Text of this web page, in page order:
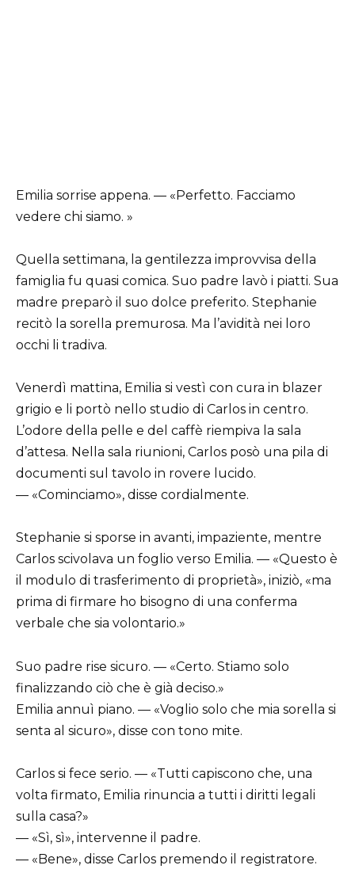
Emilia sorrise appena. — «Perfetto. Facciamo
vedere chi siamo. »
Quella settimana, la gentilezza improvvisa della
famiglia fu quasi comica. Suo padre lavò i piatti. Sua
madre preparò il suo dolce preferito. Stephanie
recitò la sorella premurosa. Ma l’avidità nei loro
occhi li tradiva.
Venerdì mattina, Emilia si vestì con cura in blazer
grigio e li portò nello studio di Carlos in centro.
L’odore della pelle e del caffè riempiva la sala
d’attesa. Nella sala riunioni, Carlos posò una pila di
documenti sul tavolo in rovere lucido.
— «Cominciamo», disse cordialmente.
Stephanie si sporse in avanti, impaziente, mentre
Carlos scivolava un foglio verso Emilia. — «Questo è
il modulo di trasferimento di proprietà», iniziò, «ma
prima di firmare ho bisogno di una conferma
verbale che sia volontario.»
Suo padre rise sicuro. — «Certo. Stiamo solo
finalizzando ciò che è già deciso.»
Emilia annuì piano. — «Voglio solo che mia sorella si
senta al sicuro», disse con tono mite.
Carlos si fece serio. — «Tutti capiscono che, una
volta firmato, Emilia rinuncia a tutti i diritti legali
sulla casa?»
— «Sì, sì», intervenne il padre.
— «Bene», disse Carlos premendo il registratore.